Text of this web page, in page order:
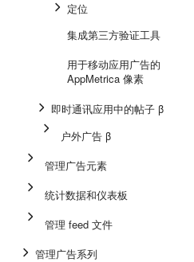
定位
集成第三方验证工具
用于移动应用广告的
AppMetrica 像素
即时通讯应用中的帖子 β
户外广告 β
管理广告元素
统计数据和仪表板
管理 feed 文件
管理广告系列